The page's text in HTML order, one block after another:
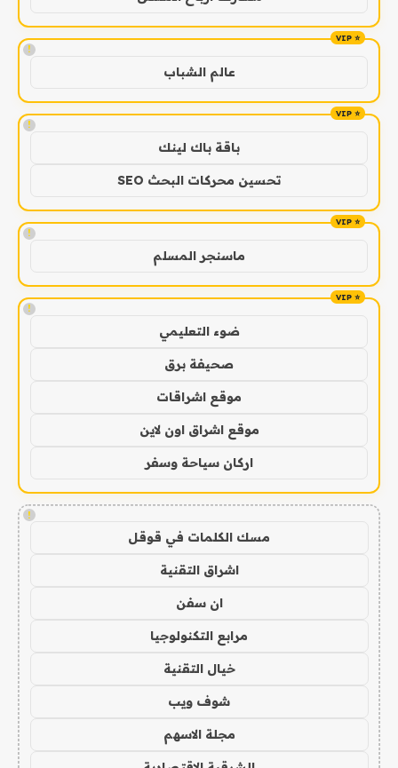
!
عالم الشباب
!
باقة باك لينك
تحسين محركات البحث SEO
!
ماسنجر المسلم
!
ضوء التعليمي
صحيفة برق
موقع اشراقات
موقع اشراق اون لاين
اركان سياحة وسفر
!
مسك الكلمات في قوقل
اشراق التقنية
ان سفن
مرابع التكنولوجيا
خيال التقنية
شوف ويب
مجلة الاسهم